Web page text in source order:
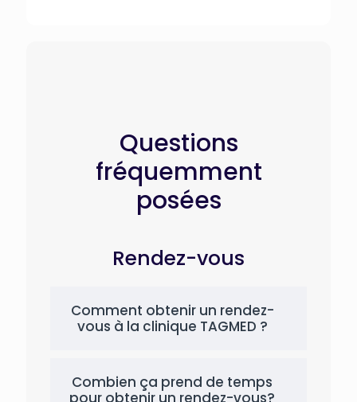
Questions
fréquemment
posées
Rendez-vous
Comment obtenir un rendez-
vous à la clinique TAGMED ?
Combien ça prend de temps
pour obtenir un rendez-vous?